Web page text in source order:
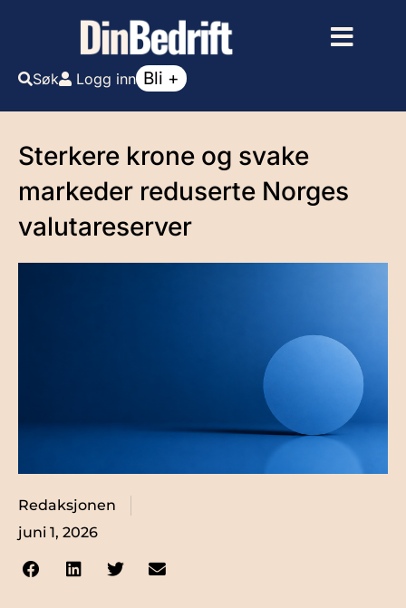
Søk Logg inn Bli +
Sterkere krone og svake
markeder reduserte Norges
valutareserver
Redaksjonen
juni 1, 2026